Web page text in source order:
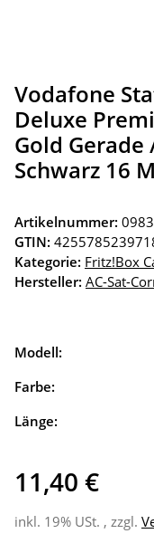
Vodafone
Deluxe
Gold
Schwarz 16
Artikelnummer:
GTIN:
Kategorie: Fritz!Box
Hersteller: AC-Sat-
Modell:
Farbe:
Länge:
11,40 €
inkl. 19% USt. , zzgl.